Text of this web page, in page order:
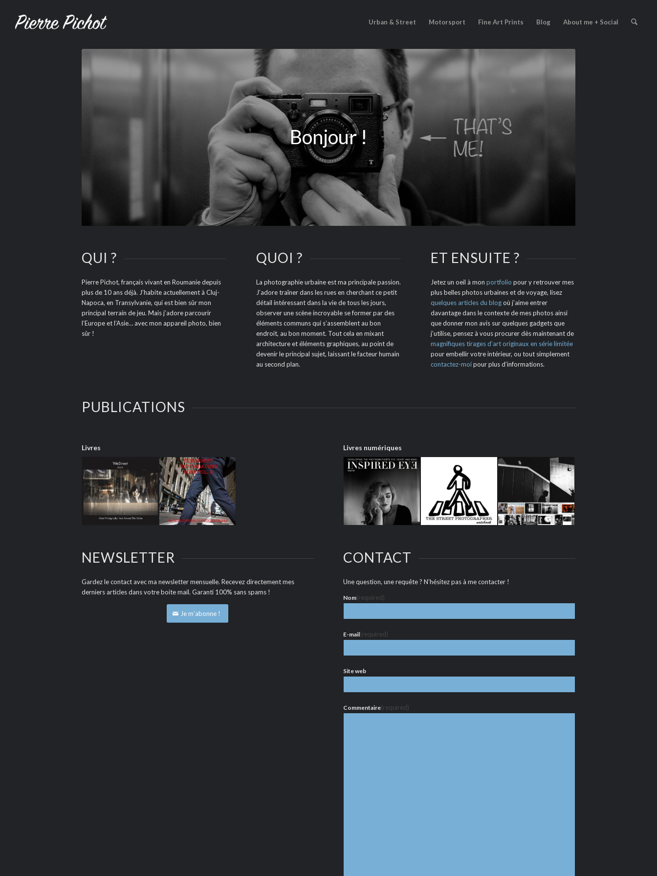
Urban & Street Motorsport Fine Art Prints Blog About me + Social
Bonjour !
QUI ?
Pierre Pichot, français vivant en Roumanie depuis
plus de 10 ans déjà. J’habite actuellement à Cluj-
Napoca, en Transylvanie, qui est bien sûr mon
principal terrain de jeu. Mais j’adore parcourir
l’Europe et l’Asie… avec mon appareil photo, bien
sûr !
QUOI ?
La photographie urbaine est ma principale passion.
J’adore traîner dans les rues en cherchant ce petit
détail intéressant dans la vie de tous les jours,
observer une scène incroyable se former par des
éléments communs qui s’assemblent au bon
endroit, au bon moment. Tout cela en mixant
architecture et éléments graphiques, au point de
devenir le principal sujet, laissant le facteur humain
au second plan.
ET ENSUITE ?
Jetez un oeil à mon portfolio pour y retrouver mes
plus belles photos urbaines et de voyage, lisez
quelques articles du blogoù j’aime entrer
davantage dans le contexte de mes photos ainsi
que donner mon avis sur quelques gadgets que
j’utilise, pensez à vous procurer dès maintenant de
magnifiques tirages d’art originaux en série limitée
pour embellir votre intérieur, ou tout simplement
contactez-moipour plus d’informations.
PUBLICATIONS
Livres Livres numériques
NEWSLETTER
Gardez le contact avec ma newsletter mensuelle. Recevez directement mes
derniers articles dans votre boite mail. Garanti 100% sans spams !
Je m’abonne !
CONTACT
Une question, une requête ? N’hésitez pas à me contacter !
Nom(required)
E-mail(required)
Site web
Commentaire(required)